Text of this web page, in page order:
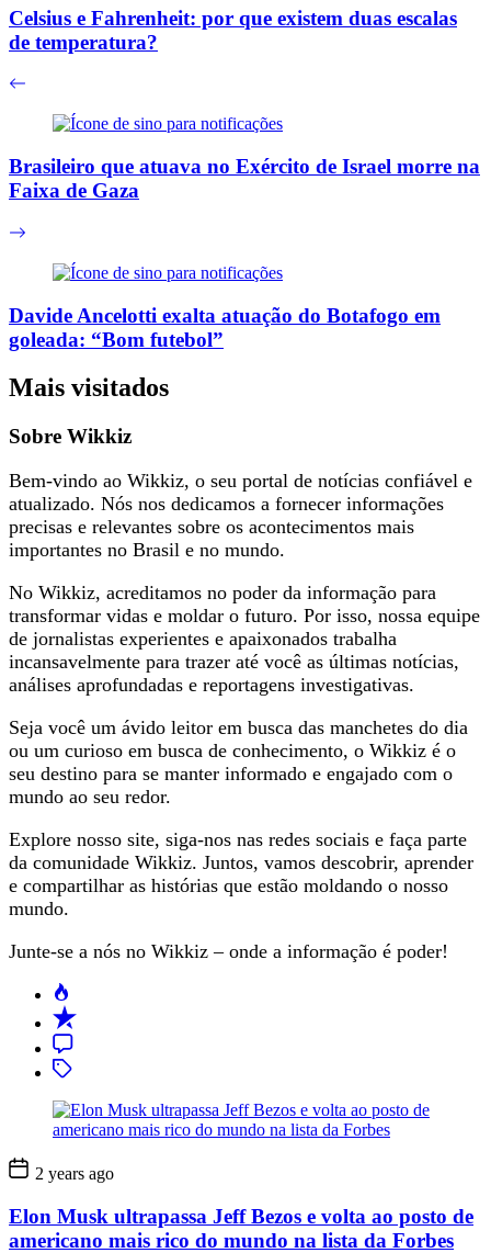
Celsius e Fahrenheit: por que existem duas escalas
de temperatura?
Brasileiro que atuava no Exército de Israel morre na
Faixa de Gaza
Davide Ancelotti exalta atuação do Botafogo em
goleada: “Bom futebol”
Mais visitados
Sobre Wikkiz
Bem-vindo ao Wikkiz, o seu portal de notícias confiável e
atualizado. Nós nos dedicamos a fornecer informações
precisas e relevantes sobre os acontecimentos mais
importantes no Brasil e no mundo.
No Wikkiz, acreditamos no poder da informação para
transformar vidas e moldar o futuro. Por isso, nossa equipe
de jornalistas experientes e apaixonados trabalha
incansavelmente para trazer até você as últimas notícias,
análises aprofundadas e reportagens investigativas.
Seja você um ávido leitor em busca das manchetes do dia
ou um curioso em busca de conhecimento, o Wikkiz é o
seu destino para se manter informado e engajado com o
mundo ao seu redor.
Explore nosso site, siga-nos nas redes sociais e faça parte
da comunidade Wikkiz. Juntos, vamos descobrir, aprender
e compartilhar as histórias que estão moldando o nosso
mundo.
Junte-se a nós no Wikkiz – onde a informação é poder!
Popular
Recent
Comment
Tagged
2 years ago
Elon Musk ultrapassa Jeff Bezos e volta ao posto de
americano mais rico do mundo na lista da Forbes